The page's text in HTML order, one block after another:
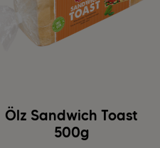
Ölz Sandwich Toast
500g